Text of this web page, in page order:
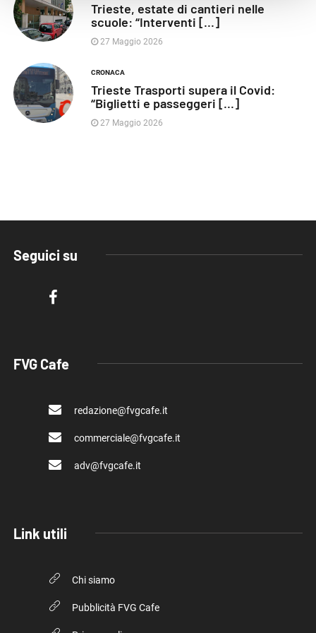
Trieste, estate di cantieri nelle
scuole: “Interventi [...]
27 Maggio 2026
CRONACA
Trieste Trasporti supera il Covid:
“Biglietti e passeggeri [...]
27 Maggio 2026
Seguici su
FVG Cafe
redazione@fvgcafe.it
commerciale@fvgcafe.it
adv@fvgcafe.it
Link utili
Chi siamo
Pubblicità FVG Cafe